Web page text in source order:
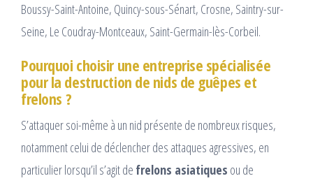
Boussy-Saint-Antoine, Quincy-sous-Sénart, Crosne, Saintry-sur-
Seine, Le Coudray-Montceaux, Saint-Germain-lès-Corbeil.
Pourquoi choisir une entreprise spécialisée
pour la destruction de nids de guêpes et
frelons ?
S’attaquer soi-même à un nid présente de nombreux risques,
notamment celui de déclencher des attaques agressives, en
particulier lorsqu’il s’agit de frelons asiatiques ou de